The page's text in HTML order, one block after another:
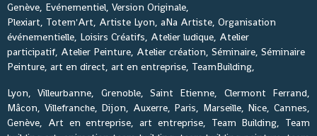
Genève, Evénementiel, Version Originale,
Plexiart, Totem'Art, Artiste Lyon, aNa Artiste, Organisation
événementielle, Loisirs Créatifs, Atelier ludique, Atelier
participatif, Atelier Peinture, Atelier création, Séminaire, Séminaire
Peinture, art en direct, art en entreprise, TeamBuilding,
Lyon, Villeurbanne, Grenoble, Saint Etienne, Clermont Ferrand,
Mâcon, Villefranche, Dijon, Auxerre, Paris, Marseille, Nice, Cannes,
Genève, Art en entreprise, art entreprise, Team Building, Team